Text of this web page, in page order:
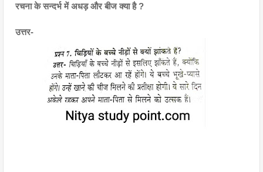
रचना के सन्दर्भ में अधड़ और बीज क्या है ?
उत्तर-